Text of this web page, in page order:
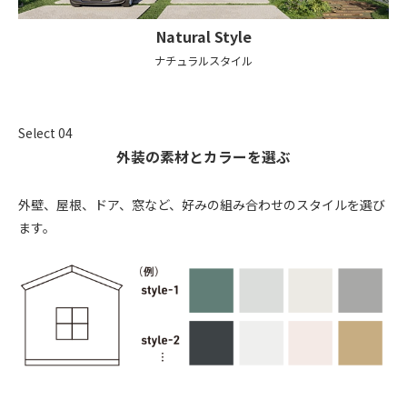
NaturalStyle
ナチュラルスタイル
Select 04
外装の素材とカラーを選ぶ
外壁、屋根、ドア、窓など、好みの組み合わせのスタイルを選び
ます。